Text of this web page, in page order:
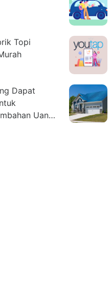
Topi
Dapat
Uang